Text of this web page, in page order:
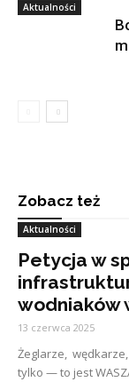
Aktualności
Zobacz też
Aktualności
Petycja w
wodniaków
13 czerwca 2025
Żeglarze,
tylko — to jest